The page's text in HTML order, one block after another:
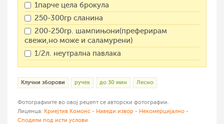
1парче цела брокула
250-300гр сланина
200-250гр. шампињони(преферирам
свежи,но може и саламурени)
1/2л. неутрална павлака
Клучни зборови ручек до 30 мин Лесно
Фотографиите во овој рецепт се авторски фотографии.
Лиценца: Криејтив Комонс - Наведи извор - Некомерцијално -
Сподели под исти услови